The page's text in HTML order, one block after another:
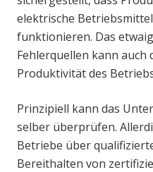
elektrische
funktionieren. Das
Fehlerquellen kann auch
Produktivität des
Prinzipiell kann das
selber überprüfen.
Betriebe über
Bereithalten von